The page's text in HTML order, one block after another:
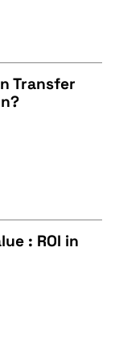
Transfer
: ROI in